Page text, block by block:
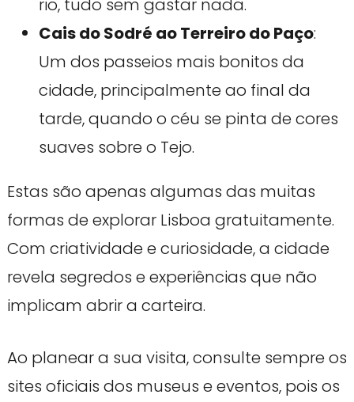
rio, tudo sem gastar nada.
Cais do Sodré ao Terreiro do Paço:
Um dos passeios mais bonitos da
cidade, principalmente ao final da
tarde, quando o céu se pinta de cores
suaves sobre o Tejo.
Estas são apenas algumas das muitas
formas de explorar Lisboa gratuitamente.
Com criatividade e curiosidade, a cidade
revela segredos e experiências que não
implicam abrir a carteira.
Ao planear a sua visita, consulte sempre os
sites oficiais dos museus e eventos, pois os